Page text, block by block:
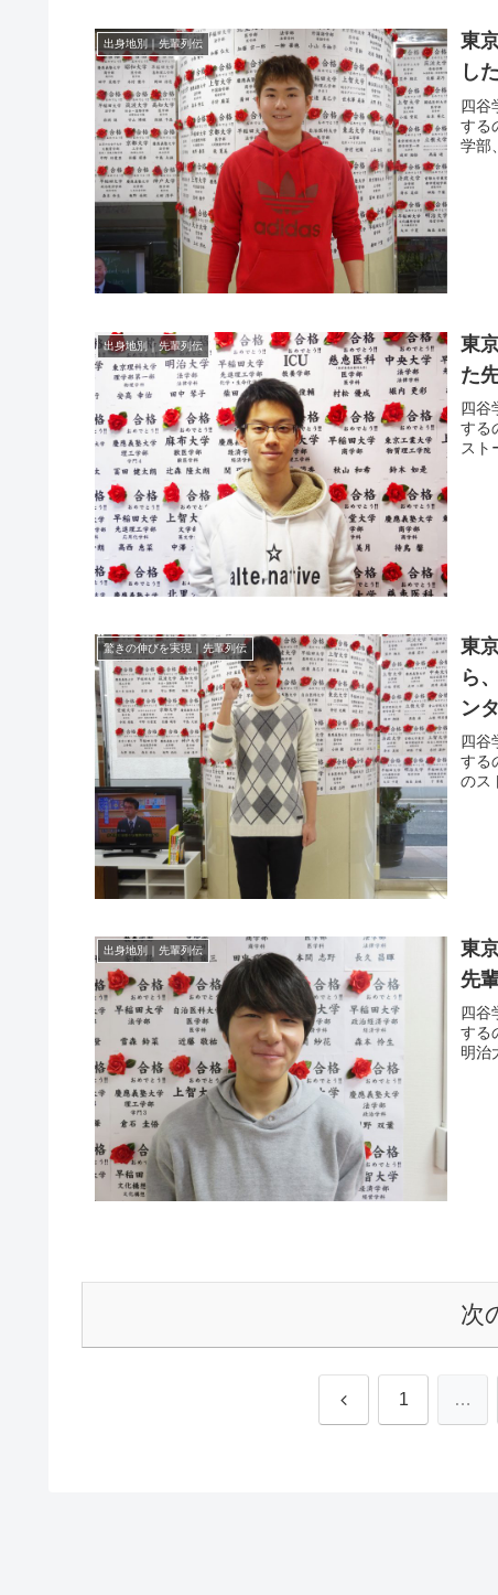
出身地別｜先輩列伝
東
し
四谷
する
学部
出身地別｜先輩列伝
東
た
四谷
する
スト
驚きの伸びを実現｜先輩列伝
東
ら
ン
四谷
する
のス
出身地別｜先輩列伝
東
先
四谷
する
明治
次
前 1 …